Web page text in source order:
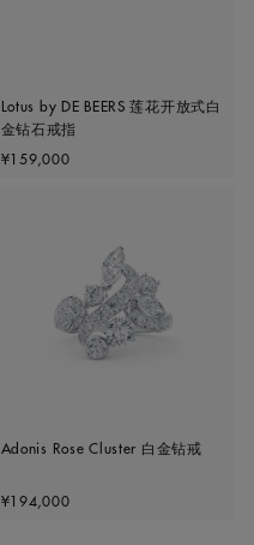
Lotus by DE BEERS 莲花开放式白
金钻石戒指
Original price
¥159,000
Adonis Rose Cluster 白金钻戒
Original price
¥194,000